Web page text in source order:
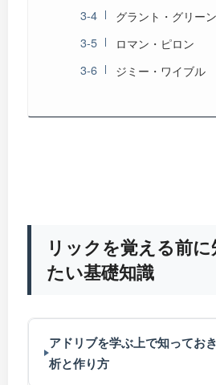
グラント・グリーン
ロマン・ピロン
ジミー・ワイブル
リックを覚える前
たい基礎知識
アドリブを学ぶ上で知ってお
析と作り方